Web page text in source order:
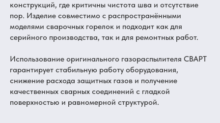
конструкций, где критичны чистота шва и отсутствие
пор. Изделие совместимо с распространёнными
моделями сварочных горелок и подходит как для
серийного производства, так и для ремонтных работ.
Использование оригинального газораспылителя СВАРТ
гарантирует стабильную работу оборудования,
снижение расхода защитных газов и получение
качественных сварных соединений с гладкой
поверхностью и равномерной структурой.